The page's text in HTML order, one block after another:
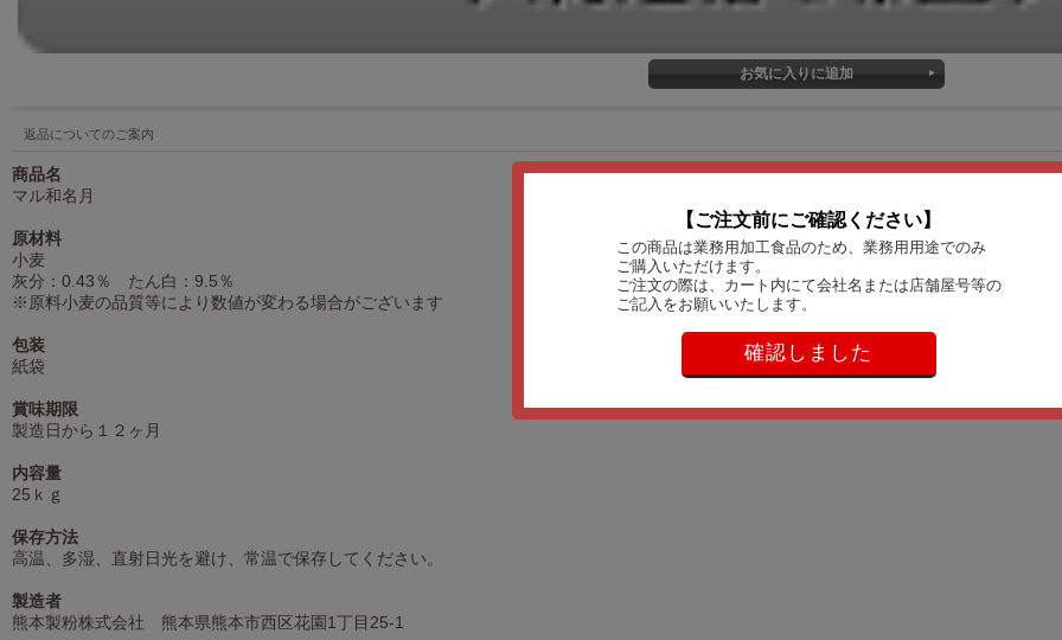
返品についてのご案内
商品名
マル和名月
原材料
小麦
灰分：0.43％ たん白：9.5％
※原料小麦の品質等により数値が変わる場合がございます
包装
紙袋
賞味期限
製造日から１２ヶ月
内容量
25ｋｇ
保存方法
高温、多湿、直射日光を避け、常温で保存してください。
製造者
熊本製粉株式会社 熊本県熊本市西区花園1丁目25-1
【ご注文前にご確認ください】
この商品は業務用加工食品のため、業務用用途でのみ
ご購入いただけます。
ご注文の際は、カート内にて会社名または店舗屋号等の
ご記入をお願いいたします。
確認しました